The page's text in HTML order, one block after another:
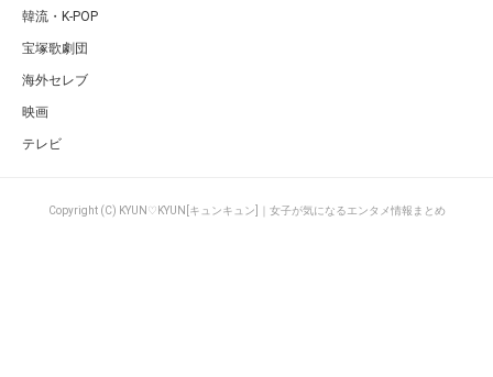
韓流・K-POP
宝塚歌劇団
海外セレブ
映画
テレビ
Copyright (C) KYUN♡KYUN[キュンキュン]｜女子が気になるエンタメ情報まとめ